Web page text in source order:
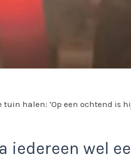
halen: ‘Op een ochtend is
iedereen wel